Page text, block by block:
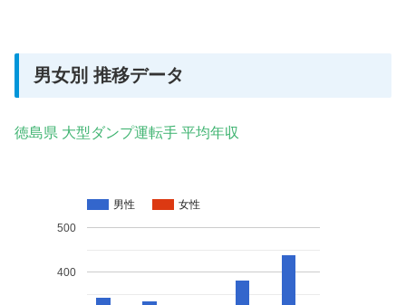
男女別 推移データ
徳島県 大型ダンプ運転手 平均年収
男性 女性
400
500